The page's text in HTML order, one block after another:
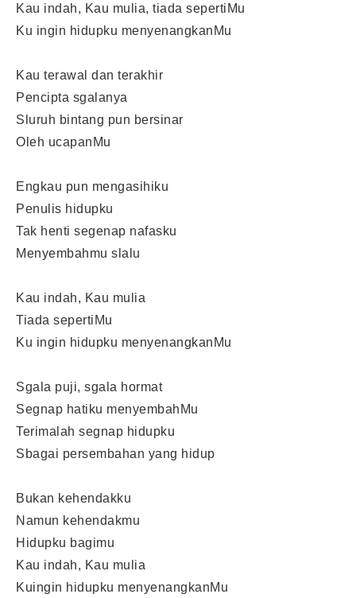
Kau indah, Kau mulia, tiada sepertiMu
Ku ingin hidupku menyenangkanMu
Kau terawal dan terakhir
Pencipta sgalanya
Sluruh bintang pun bersinar
Oleh ucapanMu
Engkau pun mengasihiku
Penulis hidupku
Tak henti segenap nafasku
Menyembahmu slalu
Kau indah, Kau mulia
Tiada sepertiMu
Ku ingin hidupku menyenangkanMu
Sgala puji, sgala hormat
Segnap hatiku menyembahMu
Terimalah segnap hidupku
Sbagai persembahan yang hidup
Bukan kehendakku
Namun kehendakmu
Hidupku bagimu
Kau indah, Kau mulia
Kuingin hidupku menyenangkanMu